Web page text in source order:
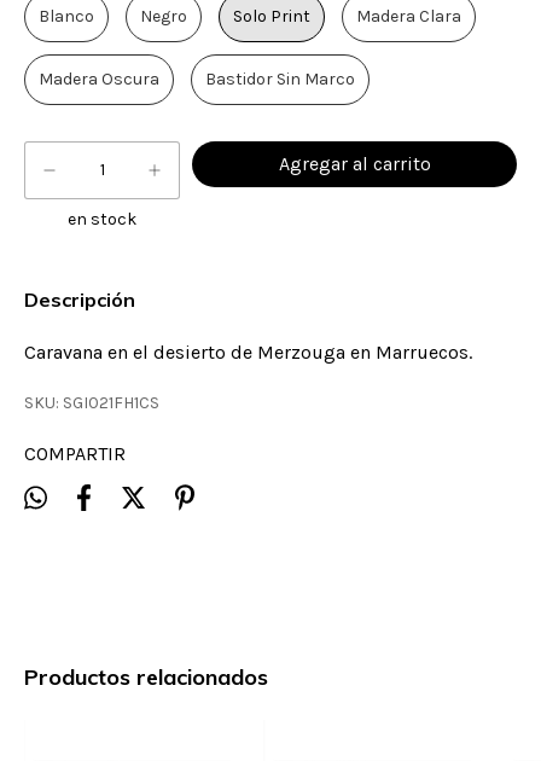
Blanco Negro Solo Print Madera Clara
Madera Oscura Bastidor Sin Marco
en stock
Descripción
Caravana en el desierto de Merzouga en Marruecos.
SKU: SGI021FH1CS
COMPARTIR
Productos relacionados